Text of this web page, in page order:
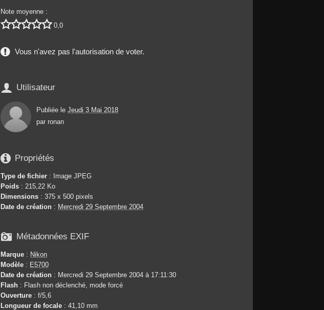
Note moyenne :
 0,0
Vous n'avez pas l'autorisation de voter.
 Utilisateur
Publiée le Jeudi 3 Mai 2018
par ronan
 Propriétés
Type de fichier : Image JPEG
Poids : 215,22 Ko
Dimensions : 375 x 500 pixels
Date de création : Mercredi 29 Septembre 2004
 Métadonnées EXIF
Marque : Nikon
Modèle : E5700
Date de création : Mercredi 29 Septembre 2004 à 17:11:30
Flash : Flash non déclenché, mode forcé
Ouverture : f/5,6
Longueur de focale : 41,10 mm